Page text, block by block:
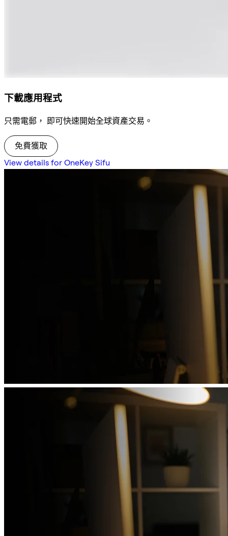
下載應用程式
只需電郵， 即可快速開始全球資產交易。
免費獲取
View details for OneKey Sifu